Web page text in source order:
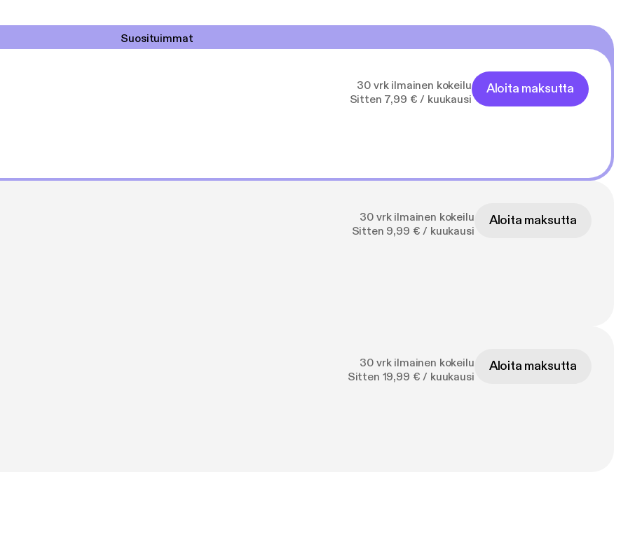
Suosituimmat
30 vrk ilmainen kokeilu
Sitten 7,99 € / kuukausi
Aloita maksutta
30 vrk ilmainen kokeilu
Sitten 9,99 € / kuukausi
Aloita maksutta
30 vrk ilmainen kokeilu
Sitten 19,99 € / kuukausi
Aloita maksutta